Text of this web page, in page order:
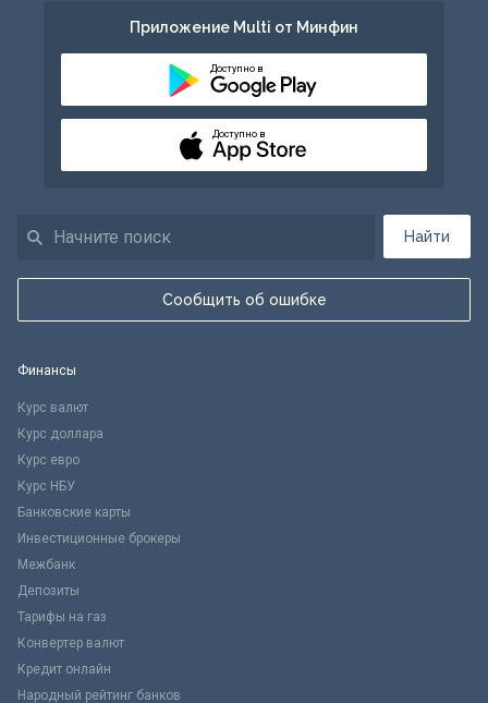
Найти
Сообщить об ошибке
Приложение Multi от Минфин
Доступно в
Доступно в
Финансы
Курс валют
Курс доллара
Курс евро
Курс НБУ
Банковские карты
Инвестиционные брокеры
Межбанк
Депозиты
Тарифы на газ
Конвертер валют
Кредит онлайн
Народный рейтинг банков